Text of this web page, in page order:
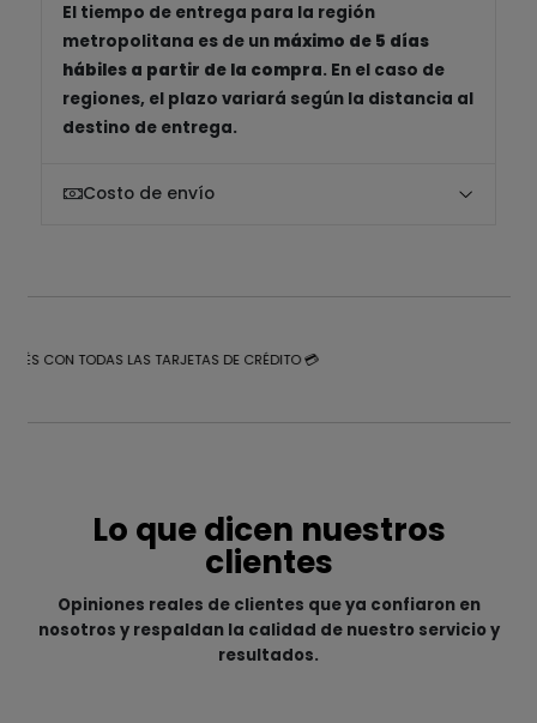
El tiempo de entrega para la región
metropolitana es de un máximo de 5 días
hábiles a partir de la compra. En el caso de
regiones, el plazo variará según la distancia al
destino de entrega.
Costo de envío
CON TODAS LAS TARJETAS DE CRÉDITO 💳
Lo que dicen nuestros
clientes
Opiniones reales de clientes que ya confiaron en
nosotros y respaldan la calidad de nuestro servicio y
resultados.